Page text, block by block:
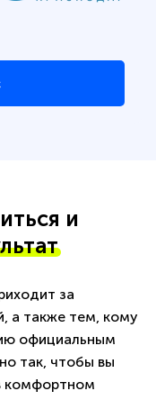
и
за
а также тем, кому
официальным
так, чтобы вы
комфортном